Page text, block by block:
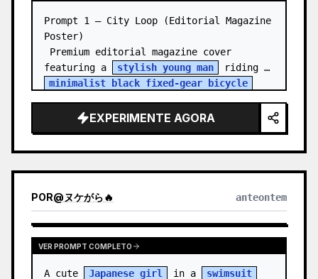
Prompt 1 — City Loop (Editorial Magazine
Poster)
Premium editorial magazine cover
featuring a
stylish young man
minimalist black fixed-gear bicycle
EXPERIMENTE AGORA
POR@ヌケがら🔥 anteontem
VER PROMPT COMPLETO
A cute Japanese girl in a
swimsuit